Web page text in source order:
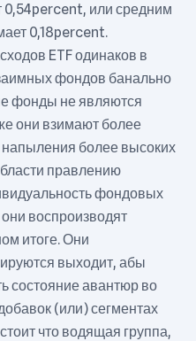
0,54percent, или средним
0,18percent.
ETF одинаков в
фондов банально
фонды не являются
они взимают более
более высоких
правлению
фондовых
они воспроизводят
итоге. Они
выходит, абы
состояние авантюр во
(или) сегментах
что водящая группа,